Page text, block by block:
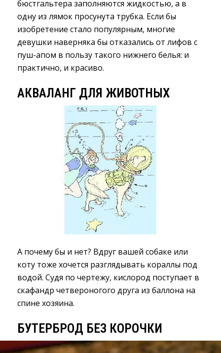
бюстгальтера заполняются жидкостью, а в
одну из лямок просунута трубка. Если бы
изобретение стало популярным, многие
девушки наверняка бы отказались от лифов с
пуш-апом в пользу такого нижнего белья: и
практично, и красиво.
АКВАЛАНГ ДЛЯ ЖИВОТНЫХ
А почему бы и нет? Вдруг вашей собаке или
коту тоже хочется разглядывать кораллы под
водой. Судя по чертежу, кислород поступает в
скафандр четвероногого друга из баллона на
спине хозяина.
БУТЕРБРОД БЕЗ КОРОЧКИ